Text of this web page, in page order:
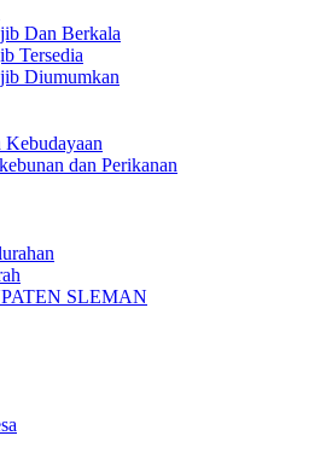
Dan Berkala
Tersedia
Diumumkan
Kebudayaan
dan Perikanan
SLEMAN